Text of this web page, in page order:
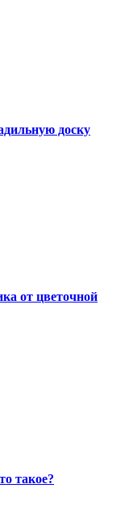
доску
от цветочной
такое?